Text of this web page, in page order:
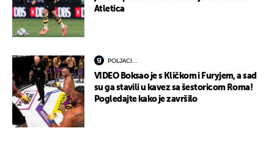
Atletica
POLJACI...
VIDEO Boksao je s Kličkom i Furyjem, a sad
su ga stavili u kavez sa šestoricom Roma!
Pogledajte kako je završilo